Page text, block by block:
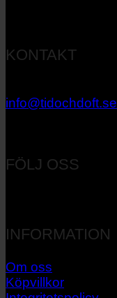
KONTAKT
info@tidochdoft.se
FÖLJ OSS
INFORMATION
Om oss
Köpvillkor